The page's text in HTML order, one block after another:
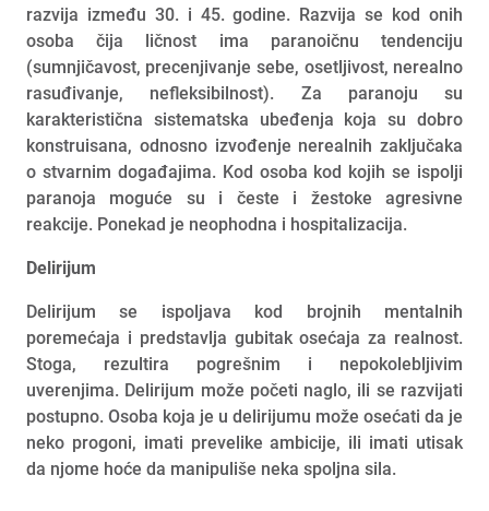
razvija između 30. i 45. godine. Razvija se kod onih
osoba čija ličnost ima paranoičnu tendenciju
(sumnjičavost, precenjivanje sebe, osetljivost, nerealno
rasuđivanje, nefleksibilnost). Za paranoju su
karakteristična sistematska ubeđenja koja su dobro
konstruisana, odnosno izvođenje nerealnih zaključaka
o stvarnim događajima. Kod osoba kod kojih se ispolji
paranoja moguće su i česte i žestoke agresivne
reakcije. Ponekad je neophodna i hospitalizacija.
Delirijum
Delirijum se ispoljava kod brojnih mentalnih
poremećaja i predstavlja gubitak osećaja za realnost.
Stoga, rezultira pogrešnim i nepokolebljivim
uverenjima. Delirijum može početi naglo, ili se razvijati
postupno. Osoba koja je u delirijumu može osećati da je
neko progoni, imati prevelike ambicije, ili imati utisak
da njome hoće da manipuliše neka spoljna sila.